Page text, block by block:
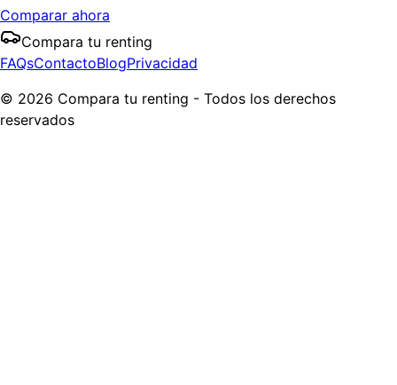
Comparar ahora
Compara tu renting
FAQsContactoBlogPrivacidad
© 2026 Compara tu renting - Todos los derechos
reservados